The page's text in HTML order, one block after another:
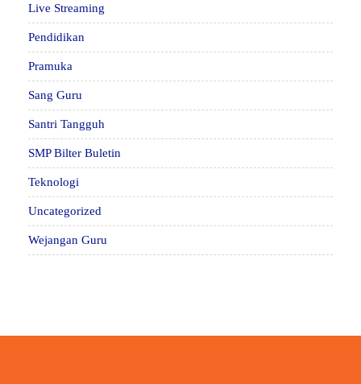
Live Streaming
Pendidikan
Pramuka
Sang Guru
Santri Tangguh
SMP Bilter Buletin
Teknologi
Uncategorized
Wejangan Guru